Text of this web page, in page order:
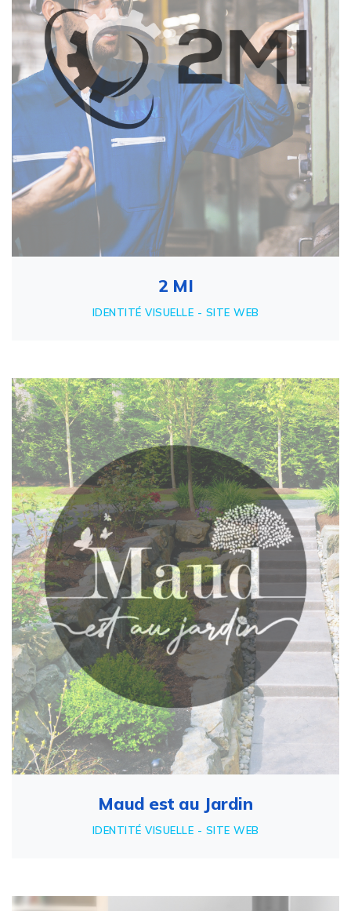
2 MI
IDENTITÉ VISUELLE - SITE WEB
Maud est au Jardin
IDENTITÉ VISUELLE - SITE WEB